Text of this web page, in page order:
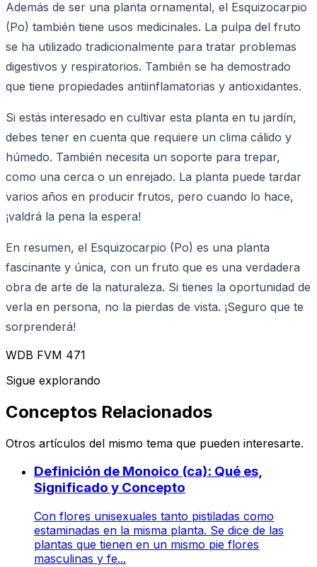
Además de ser una planta ornamental, el Esquizocarpio
(Po) también tiene usos medicinales. La pulpa del fruto
se ha utilizado tradicionalmente para tratar problemas
digestivos y respiratorios. También se ha demostrado
que tiene propiedades antiinflamatorias y antioxidantes.
Si estás interesado en cultivar esta planta en tu jardín,
debes tener en cuenta que requiere un clima cálido y
húmedo. También necesita un soporte para trepar,
como una cerca o un enrejado. La planta puede tardar
varios años en producir frutos, pero cuando lo hace,
¡valdrá la pena la espera!
En resumen, el Esquizocarpio (Po) es una planta
fascinante y única, con un fruto que es una verdadera
obra de arte de la naturaleza. Si tienes la oportunidad de
verla en persona, no la pierdas de vista. ¡Seguro que te
sorprenderá!
WDB FVM 471
Sigue explorando
Conceptos Relacionados
Otros artículos del mismo tema que pueden interesarte.
Definición de Monoico (ca): Qué es,
Significado y Concepto
Con flores unisexuales tanto pistiladas como
estaminadas en la misma planta. Se dice de las
plantas que tienen en un mismo pie flores
masculinas y fe...